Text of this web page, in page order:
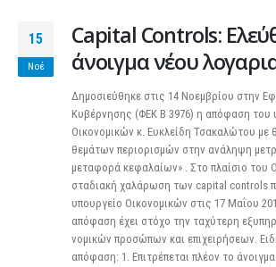
15
Νοέ
Capital Controls:
άνοιγμα νέου
Δημοσιεύθηκε στις 14 Νοεμβρίου στην
Κυβέρνησης (ΦΕΚ Β 3976) η απόφαση του
Οικονομικών κ. Ευκλείδη Τσακαλώτου με
θεμάτων περιορισμών στην ανάληψη
μεταφορά κεφαλαίων» . Στο πλαίσιο του
σταδιακή χαλάρωση των capital controls
υπουργείο Οικονομικών στις 17 Μαΐου
απόφαση έχει στόχο την ταχύτερη
νομικών προσώπων και επιχειρήσεων.
απόφαση: 1. Επιτρέπεται πλέον το